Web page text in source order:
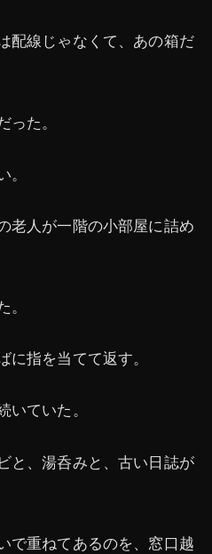
配線じゃなくて、あの箱だ
った。
。
老人が一階の小部屋に詰め
。
に指を当てて返す。
いていた。
と、湯呑みと、古い日誌が
で重ねてあるのを、窓口越